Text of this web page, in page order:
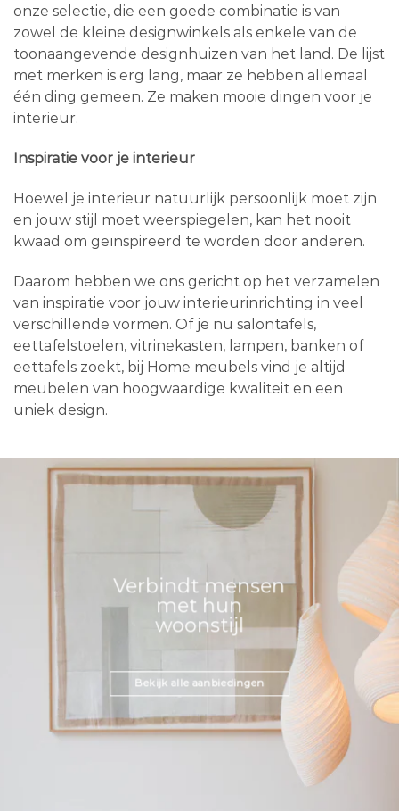
onze selectie, die een goede combinatie is van
zowel de kleine designwinkels als enkele van de
toonaangevende designhuizen van het land. De lijst
met merken is erg lang, maar ze hebben allemaal
één ding gemeen. Ze maken mooie dingen voor je
interieur.
Inspiratie voor je interieur
Hoewel je interieur natuurlijk persoonlijk moet zijn
en jouw stijl moet weerspiegelen, kan het nooit
kwaad om geïnspireerd te worden door anderen.
Daarom hebben we ons gericht op het verzamelen
van inspiratie voor jouw interieurinrichting in veel
verschillende vormen. Of je nu salontafels,
eettafelstoelen, vitrinekasten, lampen, banken of
eettafels zoekt, bij Home meubels vind je altijd
meubelen van hoogwaardige kwaliteit en een
uniek design.
Verbindt mensen
met hun
woonstijl
Bekijk alle aanbiedingen